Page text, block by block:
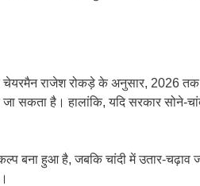
राजेश रोकड़े के अनुसार, 2026
सकता है। हालांकि, यदि सरकार सोने-
बना हुआ है, जबकि चांदी में उतार-चढ़ाव